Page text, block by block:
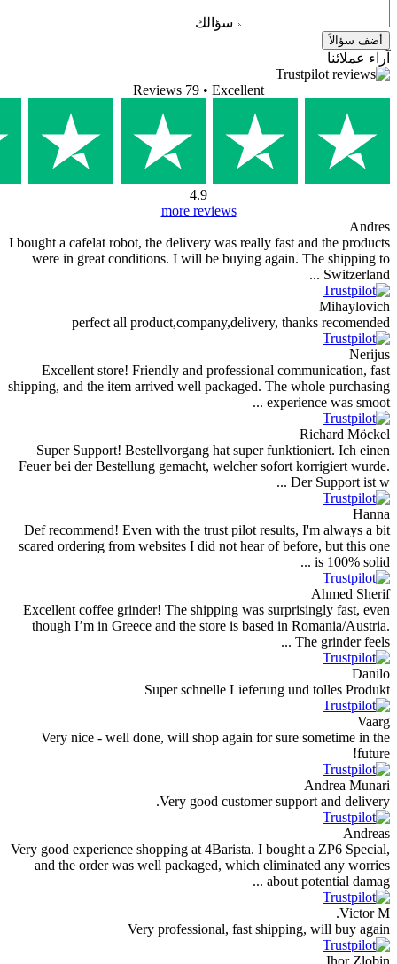
I bought a cafelat robot, the delivery was
were in great conditions. I will be
perfect all
Excellent store! Friendly and
shipping, and the item arrived well
Super Support! Bestellvorgang hat
Feuer bei der Bestellung gemacht,
Def recommend! Even with the trust
scared ordering from websites I did not
Excellent coffee grinder! The shipping
though I’m in Greece and the store is
Super schnelle
Very nice - well done, will shop
Very good
Very good experience shopping at
and the order was well packaged,
Very professional,